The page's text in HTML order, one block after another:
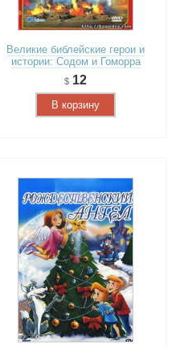
Великие библейские герои и
истории: Содом и Гоморра
12
В корзину